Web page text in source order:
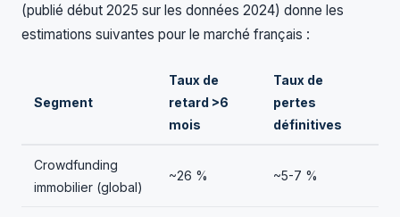
(publié début 2025 sur les données 2024) donne les
estimations suivantes pour le marché français :
Segment
Taux de
retard >6
mois
Taux de
pertes
définitives
Crowdfunding
immobilier (global)
~26 % ~5-7 %